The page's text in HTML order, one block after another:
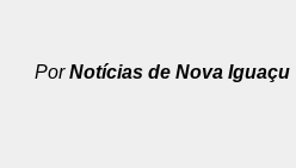
PorNotícias de Nova Iguaçu